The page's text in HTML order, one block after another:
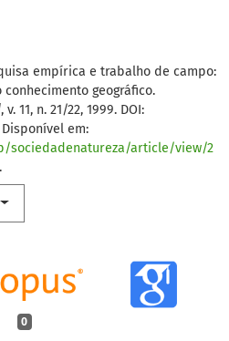
empírica e trabalho de campo:
geográfico.
, v. 11, n. 21/22, 1999. DOI:
Disponível em:
sociedadenatureza/article/view/2
0